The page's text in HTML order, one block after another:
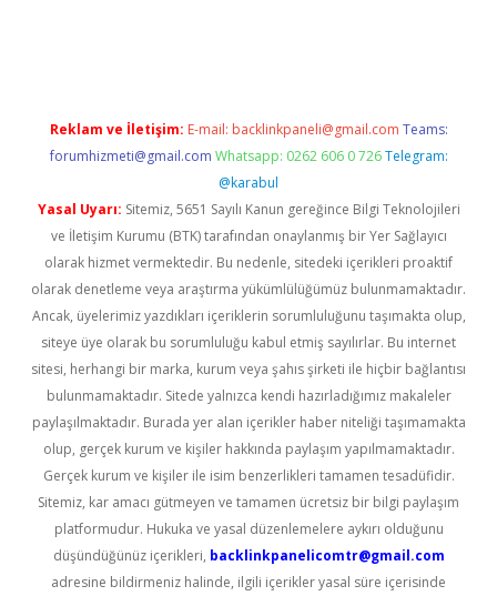
Reklam ve İletişim: E-mail: backlinkpaneli@gmail.com Teams:
forumhizmeti@gmail.com Whatsapp: 0262 606 0 726 Telegram:
@karabul
Yasal Uyarı: Sitemiz, 5651 Sayılı Kanun gereğince Bilgi Teknolojileri
ve İletişim Kurumu (BTK) tarafından onaylanmış bir Yer Sağlayıcı
olarak hizmet vermektedir. Bu nedenle, sitedeki içerikleri proaktif
olarak denetleme veya araştırma yükümlülüğümüz bulunmamaktadır.
Ancak, üyelerimiz yazdıkları içeriklerin sorumluluğunu taşımakta olup,
siteye üye olarak bu sorumluluğu kabul etmiş sayılırlar. Bu internet
sitesi, herhangi bir marka, kurum veya şahıs şirketi ile hiçbir bağlantısı
bulunmamaktadır. Sitede yalnızca kendi hazırladığımız makaleler
paylaşılmaktadır. Burada yer alan içerikler haber niteliği taşımamakta
olup, gerçek kurum ve kişiler hakkında paylaşım yapılmamaktadır.
Gerçek kurum ve kişiler ile isim benzerlikleri tamamen tesadüfidir.
Sitemiz, kar amacı gütmeyen ve tamamen ücretsiz bir bilgi paylaşım
platformudur. Hukuka ve yasal düzenlemelere aykırı olduğunu
düşündüğünüz içerikleri, backlinkpanelicomtr@gmail.com
adresine bildirmeniz halinde, ilgili içerikler yasal süre içerisinde